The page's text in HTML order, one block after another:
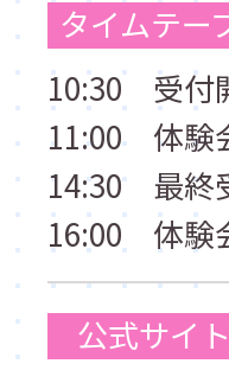
タイムテー
10:30 受付
11:00 体験
14:30 最終
16:00 体験
公式サイト